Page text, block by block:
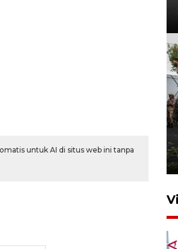
untuk AI di situs web ini tanpa